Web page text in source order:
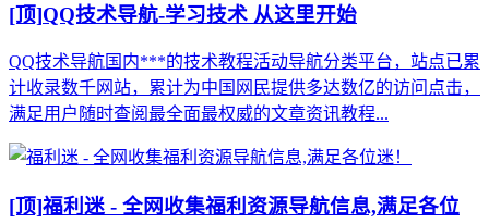
[顶]QQ技术导航-学习技术 从这里开始
QQ技术导航国内***的技术教程活动导航分类平台，站点已累
计收录数千网站，累计为中国网民提供多达数亿的访问点击，
满足用户随时查阅最全面最权威的文章资讯教程...
[顶]福利迷 - 全网收集福利资源导航信息,满足各位